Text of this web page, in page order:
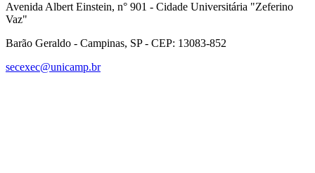
Avenida Albert Einstein, n° 901 - Cidade Universitária "Zeferino
Vaz"
Barão Geraldo - Campinas, SP - CEP: 13083-852
secexec@unicamp.br